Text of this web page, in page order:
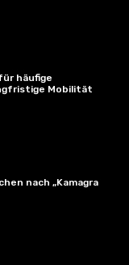
häufige
Mobilität
nach „Kamagra